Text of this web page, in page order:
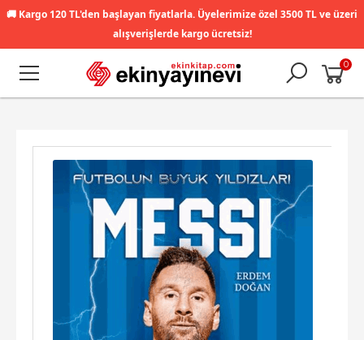
🚚 Kargo 120 TL'den başlayan fiyatlarla. Üyelerimize özel 3500 TL ve üzeri
alışverişlerde kargo ücretsiz!
0